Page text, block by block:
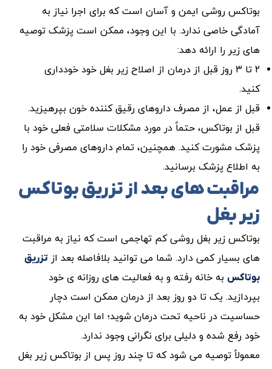
بوتاکس روشی ایمن و آسان است که برای اجرا نیاز به
آمادگی خاصی ندارد. با این وجود، ممکن است پزشک توصیه
های زیر را ارائه دهد:
۲ تا ۳ روز قبل از درمان از اصلاح زیر بغل خود خودداری
کنید.
قبل از عمل، از مصرف داروهای رقیق کننده خون بپرهیزید.
قبل از بوتاکس، حتماً در مورد مشکلات سلامتی فعلی خود با
پزشک مشورت کنید. همچنین، تمام داروهای مصرفی خود را
به اطلاع پزشک برسانید.
مراقبت های بعد از تزریق بوتاکس
زیر بغل
بوتاکس زیر بغل روشی کم تهاجمی است که نیاز به مراقبت
های بسیار کمی دارد. شما می توانید بلافاصله بعد از تزریق
بوتاکس به خانه رفته و به فعالیت های روزانه ی خود
بپردازید. یک تا دو روز بعد از درمان ممکن است دچار
حساسیت در ناحیه تحت درمان شوید؛ اما این مشکل خود به
خود رفع شده و دلیلی برای نگرانی وجود ندارد.
معمولاً توصیه می شود که تا چند روز پس از بوتاکس زیر بغل